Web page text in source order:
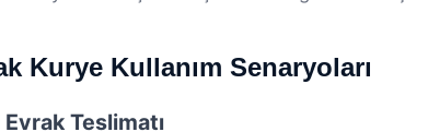
Kurye Kullanım Senaryoları
Teslimatı